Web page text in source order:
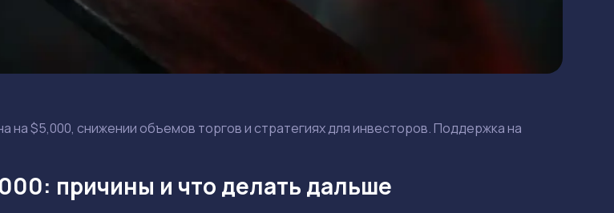
на $5,000, снижении объемов торгов и стратегиях для инвесторов. Поддержка на
причины и что делать дальше